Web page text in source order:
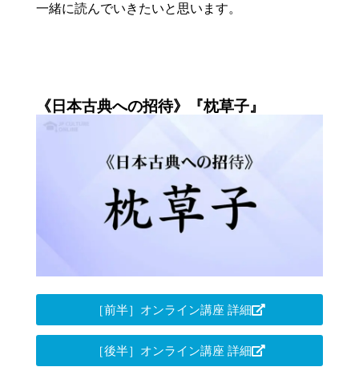
一緒に読んでいきたいと思います。
《日本古典への招待》『枕草子』
［前半］オンライン講座 詳細
［後半］オンライン講座 詳細